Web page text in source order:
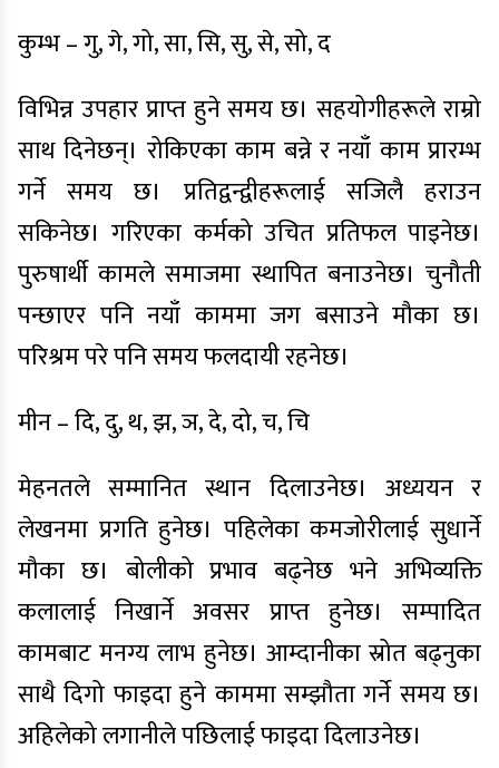
कुम्भ – गु, गे, गो, सा, सि, सु, से, सो, द
विभिन्न उपहार प्राप्त हुने समय छ। सहयोगीहरूले राम्रो
साथ दिनेछन्। रोकिएका काम बन्ने र नयाँ काम प्रारम्भ
गर्ने समय छ। प्रतिद्वन्द्वीहरूलाई सजिलै हराउन
सकिनेछ। गरिएका कर्मको उचित प्रतिफल पाइनेछ।
पुरुषार्थी कामले समाजमा स्थापित बनाउनेछ। चुनौती
पन्छाएर पनि नयाँ काममा जग बसाउने मौका छ।
परिश्रम परे पनि समय फलदायी रहनेछ।
मीन – दि, दु, थ, झ, ञ, दे, दो, च, चि
मेहनतले सम्मानित स्थान दिलाउनेछ। अध्ययन र
लेखनमा प्रगति हुनेछ। पहिलेका कमजोरीलाई सुधार्ने
मौका छ। बोलीको प्रभाव बढ्नेछ भने अभिव्यक्ति
कलालाई निखार्ने अवसर प्राप्त हुनेछ। सम्पादित
कामबाट मनग्य लाभ हुनेछ। आम्दानीका स्रोत बढ्नुका
साथै दिगो फाइदा हुने काममा सम्झौता गर्ने समय छ।
अहिलेको लगानीले पछिलाई फाइदा दिलाउनेछ।